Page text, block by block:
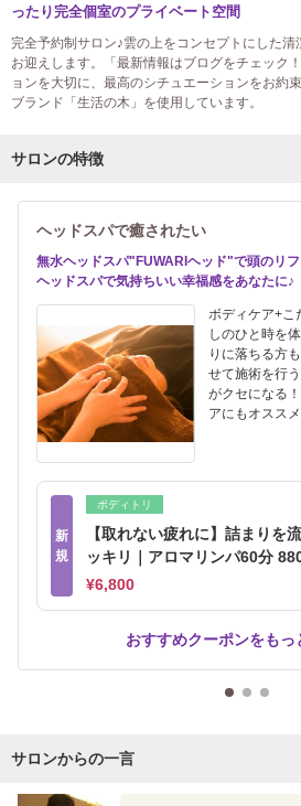
ったり完全個室のプライベート空間
完全予約制サロン♪雲の上をコンセプトにした
お迎えします。「最新情報はブログをチェック
ョンを大切に、最高のシチュエーションをお約
ブランド「生活の木」を使用しています。
サロンの特徴
ヘッドスパで癒されたい
無水ヘッドスパ"FUWARIヘッド"で頭のリ
ヘッドスパで気持ちいい幸福感をあなたに♪
ボディケア+こ
しのひと時を
りに落ちる方
せて施術を行
がクセになる
アにもオスス
新
規
ボディトリ
【取れない疲れに】詰まりを
ッキリ｜アロマリンパ60分
¥6,800
おすすめクーポンをもっ
サロンからの一言